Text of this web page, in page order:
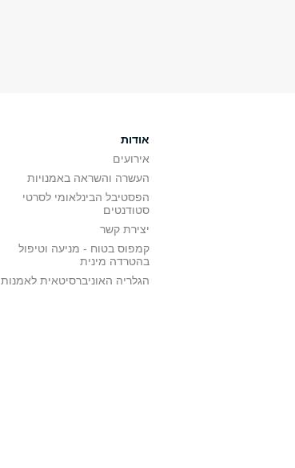
אודות
אירועים
העשרה והשראה באמנויות
הפסטיבל הבינלאומי לסרטי
סטודנטים
יצירת קשר
קמפוס בטוח - מניעה וטיפול
בהטרדה מינית
הגלריה האוניברסיטאית לאמנות